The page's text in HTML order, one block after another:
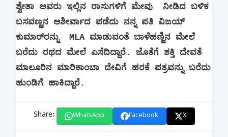
ಶ್ವೇತಾ ಅವರು ಇಲ್ಲಿನ ರಾಸುಗಳಿಗೆ ಮೇವು
ನೀಡಿದ ಬಳಿಕ
ಬಸವಣ್ಣನ ಆಶೀರ್ವಾದ ಪಡೆದು ನನ್ನ ಪತಿ ವಿಜಯ್
ಕುಮಾರ್‌ರನ್ನು
MLA ಮಾಡುವಂತೆ ಬಾಳೆಹಣ್ಣಿನ ಮೇಲೆ
ಬರೆದು ರಥದ ಮೇಲೆ ಎಸೆದಿದ್ದಾರೆ. ಜೊತೆಗೆ ಶಕ್ತಿ ದೇವತೆ
ಮಾಲೂರಿನ ಮಾರಿಕಾಂಬಾ ದೇವಿಗೆ ಹರಕೆ ಪತ್ರವನ್ನು ಬರೆದು
ಹುಂಡಿಗೆ ಹಾಕಿದ್ದಾರೆ.
Share: WhatsApp Facebook X